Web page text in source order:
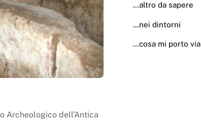
Archeologico dell’Antica
…altro da sapere
…nei dintorni
…cosa mi porto via